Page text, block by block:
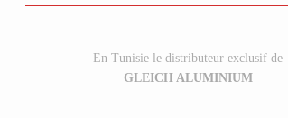
En Tunisie le distributeur exclusif de
GLEICH ALUMINIUM